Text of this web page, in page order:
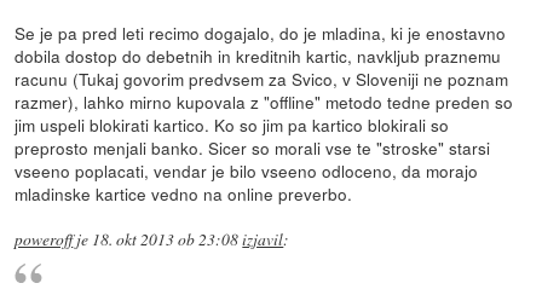
Se je pa pred leti recimo dogajalo, do je mladina, ki je enostavno
dobila dostop do debetnih in kreditnih kartic, navkljub praznemu
racunu (Tukaj govorim predvsem za Svico, v Sloveniji ne poznam
razmer), lahko mirno kupovala z "offline" metodo tedne preden so
jim uspeli blokirati kartico. Ko so jim pa kartico blokirali so
preprosto menjali banko. Sicer so morali vse te "stroske" starsi
vseeno poplacati, vendar je bilo vseeno odloceno, da morajo
mladinske kartice vedno na online preverbo.
poweroffje 18. okt 2013 ob 23:08izjavil: